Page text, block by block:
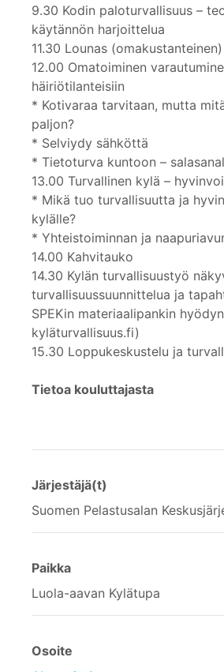
9.30 Kodin paloturvallisuus –
käytännön harjoittelua
11.30 Lounas (omakustanteinen)
12.00 Omatoiminen
häiriötilanteisiin
* Kotivaraa tarvitaan, mutta
paljon?
* Selviydy sähköttä
* Tietoturva kuntoon –
13.00 Turvallinen kylä –
* Mikä tuo turvallisuutta ja
kylälle?
* Yhteistoiminnan ja
14.00 Kahvitauko
14.30 Kylän turvallisuustyö
turvallisuussuunnittelua ja
SPEKin materiaalipankin
kyläturvallisuus.fi)
15.30 Loppukeskustelu ja
Tietoa kouluttajasta
Järjestäjä(t)
Suomen Pelastusalan
Paikka
Luola-aavan Kylätupa
Osoite